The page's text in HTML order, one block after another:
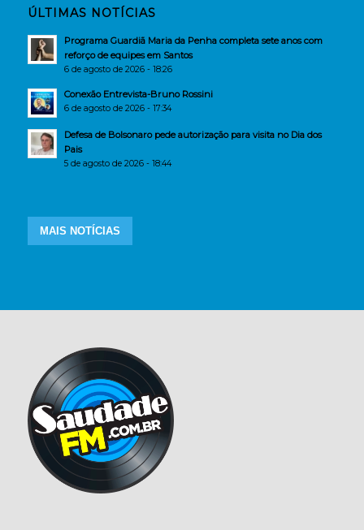
ÚLTIMAS NOTÍCIAS
Programa Guardiã Maria da Penha completa sete anos com
reforço de equipes em Santos
6 de agosto de 2026 - 18:26
Conexão Entrevista-Bruno Rossini
6 de agosto de 2026 - 17:34
Defesa de Bolsonaro pede autorização para visita no Dia dos
Pais
5 de agosto de 2026 - 18:44
MAIS NOTÍCIAS